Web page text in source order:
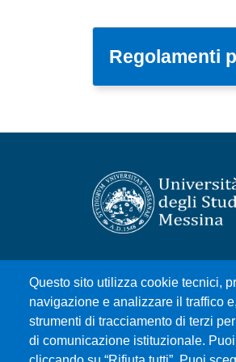
Regolamenti
Questo sito utilizza cookie tecnici,
navigazione e analizzare il traffico
strumenti di tracciamento di terzi
di comunicazione istituzionale.
Università degli Studi
Piazza Pugliatti, 1 -
Cod. Fiscale
P.IVA 00724160833
Centralino: 090 676 1